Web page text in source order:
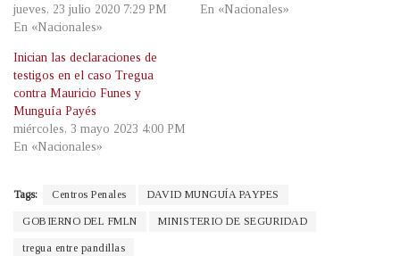
jueves, 23 julio 2020 7:29 PM
En «Nacionales»
En «Nacionales»
Inician las declaraciones de
testigos en el caso Tregua
contra Mauricio Funes y
Munguía Payés
miércoles, 3 mayo 2023 4:00 PM
En «Nacionales»
Tags: Centros Penales DAVID MUNGUÍA PAYPES
GOBIERNO DEL FMLN MINISTERIO DE SEGURIDAD
tregua entre pandillas